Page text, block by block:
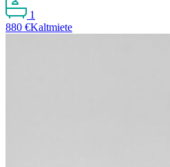
1
880 €Kaltmiete